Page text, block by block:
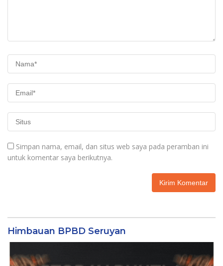
Simpan nama, email, dan situs web saya pada peramban ini
untuk komentar saya berikutnya.
Himbauan BPBD Seruyan